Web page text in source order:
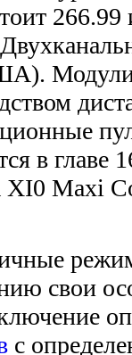
266.99
в главе
XI0 Maxi
свои
с